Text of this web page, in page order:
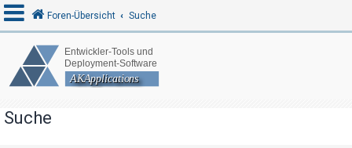
A
m
Foren-Übersicht Suche
Suche